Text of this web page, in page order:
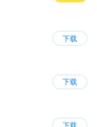
下载
下载
下载